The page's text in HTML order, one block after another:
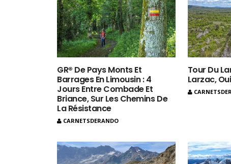
GR® De Pays Monts Et
Barrages En Limousin : 4
Jours Entre Combade Et
Briance, Sur Les Chemins De
La Résistance
CARNETSDERANDO
Tour Du
Larzac,